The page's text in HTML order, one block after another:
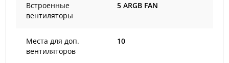
Встроенные
вентиляторы
5 ARGB FAN
Места для доп.
вентиляторов
10